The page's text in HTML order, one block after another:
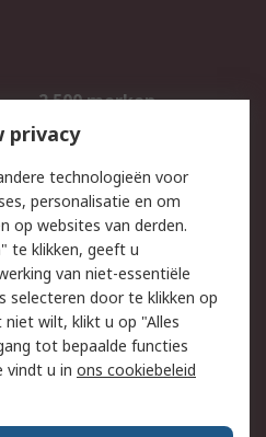
2.500 merken
Inkoopoplossingen
Email veiligheid
Websitevoorwaarden
privacy
technologieën voor
personalisatie en om
op websites van derden.
te klikken, geeft u
van niet-essentiële
selecteren door te klikken op
niet wilt, klikt u op "Alles
tot bepaalde functies
vindt u in ons cookiebeleid